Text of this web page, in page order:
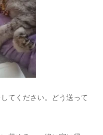
てください。どう送って